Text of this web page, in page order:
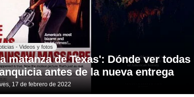
- Videos y fotos
matanza de Texas': Dónde ver
antes de la nueva entrega
17 de febrero de 2022